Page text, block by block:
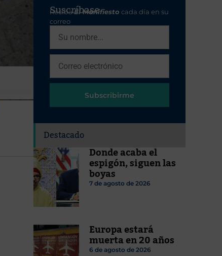
Suscríbase
RecibaEl Manifiesto cada día en su
correo
Subscribirme
Destacado
Donde acaba el
espigón, siguen las
boyas
7 de agosto de 2026
Europa estará
muerta en 20 años
6 de agosto de 2026